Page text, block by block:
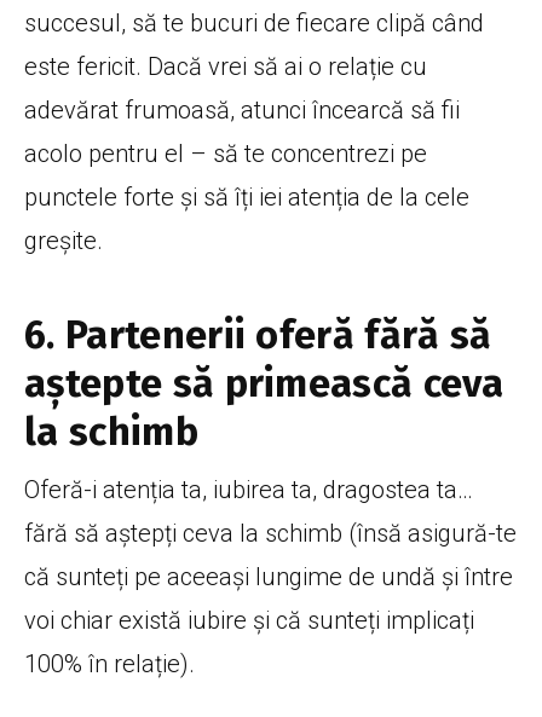
succesul, să te bucuri de fiecare clipă când
este fericit. Dacă vrei să ai o relație cu
adevărat frumoasă, atunci încearcă să fii
acolo pentru el – să te concentrezi pe
punctele forte și să îți iei atenția de la cele
greșite.
6. Partenerii oferă fără să
aștepte să primească ceva
la schimb
Oferă-i atenția ta, iubirea ta, dragostea ta…
fără să aștepți ceva la schimb (însă asigură-te
că sunteți pe aceeași lungime de undă și între
voi chiar există iubire și că sunteți implicați
100% în relație).